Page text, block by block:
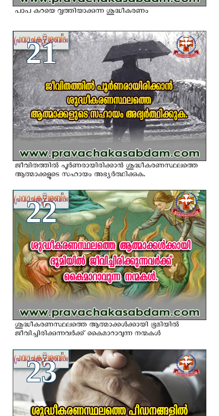
പാപ കറയെ വൃത്തിയാക്കുന്ന ശുദ്ധീകരണം
21
ജീവിതത്തില്‍ പൂര്‍ണരായിരിക്കാന്‍ ശുദ്ധീകരണസ്ഥലത്തെ
ആത്മാക്കളുടെ സഹായം അഭ്യര്‍ത്ഥിക്കുക.
22
ശുദ്ധീകരണസ്ഥലത്തെ ആത്മാക്കള്‍ക്കായി ഭൂമിയില്‍
ജീവിച്ചിരിക്കുന്നവര്‍ക്ക് കൈമാറാവുന്ന നന്മകള്‍
23